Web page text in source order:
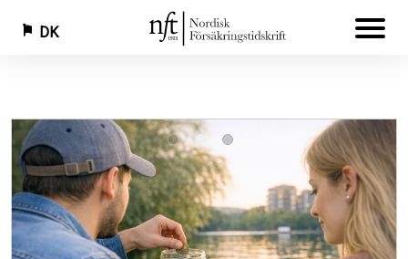
til
hovedindhold
DK